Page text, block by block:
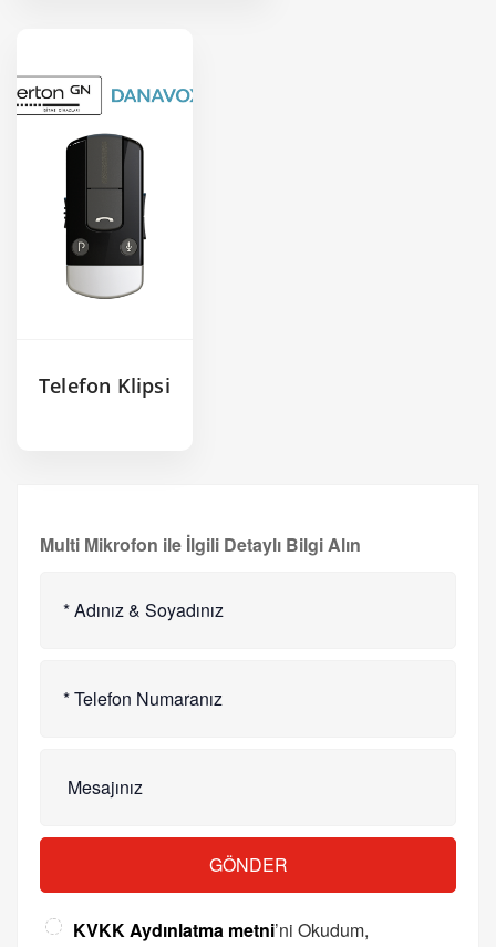
Telefon Klipsi
Multi Mikrofon ile İlgili Detaylı Bilgi Alın
GÖNDER
KVKK Aydınlatma metni’ni Okudum,